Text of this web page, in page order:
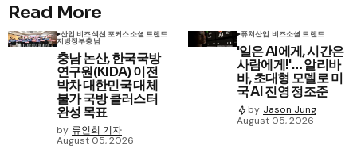
Read More
산업 비즈섹션 포커스소셜 트렌드
지방정부충남
충남 논산, 한국국방
연구원(KIDA) 이전
박차 대한민국 대체
불가 국방 클러스터
완성 목표
by 류인희 기자
August 05, 2026
퓨처산업 비즈소셜 트렌드
'일은 AI에게, 시간은
사람에게!'… 알리바
바, 초대형 모델로 미
국 AI 진영 정조준
by Jason Jung
August 05, 2026